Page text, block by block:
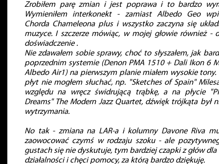
Zrobiłem parę zmian i jest poprawa i to bardzo
Wymieniłem interkonekt - zamiast Albedo Geo
Chorda Chameleona plus i wszystko zaczyna się
muzyce. I szczerze mówiąc, w mojej głowie również -
doświadczenie .
Nie zdawałem sobie sprawy, choć to słyszałem, jak
poprzednim systemie (Denon PMA 1510 + Dali Ikon 6
Albedo Air1) na pierwszym planie miałem wysokie tony.
płyt nie mogłem słuchać, np. "Sketches of Spain"
względu na wręcz świdrującą trąbkę, a na płycie
Dreams" The Modern Jazz Quartet, dźwięk trójkąta był
wytrzymania.
No tak - zmiana na LAR-a i kolumny Davone Riva
zaowocować czymś w rodzaju szoku - ale
gustach się nie dyskutuje, tym bardziej czapki z głów dla
działalności i chęci pomocy, za którą bardzo dziękuję.